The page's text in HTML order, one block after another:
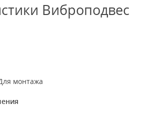
Виброподвес
монтажа